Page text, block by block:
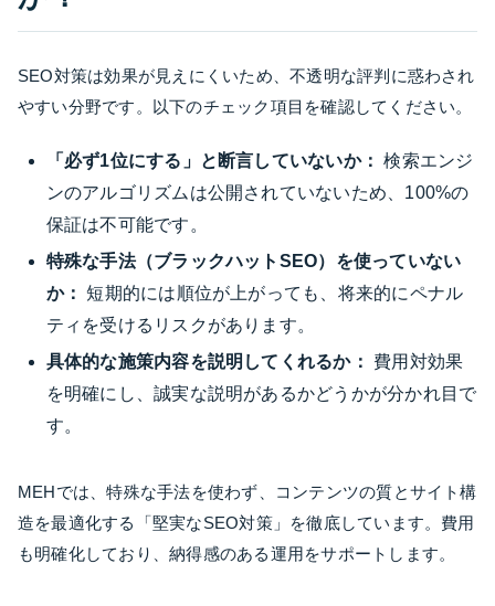
SEO対策は効果が見えにくいため、不透明な評判に惑わされ
やすい分野です。以下のチェック項目を確認してください。
「必ず1位にする」と断言していないか： 検索エンジ
ンのアルゴリズムは公開されていないため、100%の
保証は不可能です。
特殊な手法（ブラックハットSEO）を使っていない
か： 短期的には順位が上がっても、将来的にペナル
ティを受けるリスクがあります。
具体的な施策内容を説明してくれるか：
費用対効果
を明確にし、誠実な説明があるかどうかが分かれ目で
す。
MEHでは、特殊な手法を使わず、コンテンツの質とサイト構
造を最適化する「堅実なSEO対策」を徹底しています。費用
も明確化しており、納得感のある運用をサポートします。